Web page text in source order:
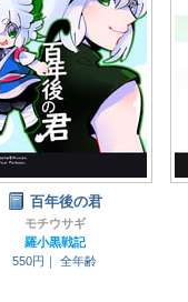
百年後の君
モチウサギ
羅小黒戦記
550円｜
全年齢